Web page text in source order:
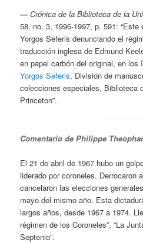
―Crónica de la Biblioteca de la
58, no. 3, 1996-1997, p. 591:
Yorgos Seferis denunciando el
traducción inglesa de Edmund
en papel carbón del original, en los
Yorgos Seferis, División de
colecciones especiales, Biblioteca
Princeton”.
Comentario de Philippe
El 21 de abril de 1967 hubo un
liderado por coroneles. Derrocaron
cancelaron las elecciones
mayo del mismo año. Esta
largos años, desde 1967 a 1974.
régimen de los Coroneles”, “La
Septenio”.